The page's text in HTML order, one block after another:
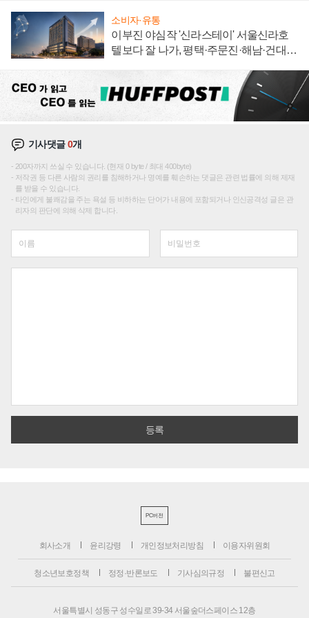
소비자·유통
이부진 야심작 '신라스테이' 서울신라호
텔보다 잘 나가, 평택·주문진·해남·건대로
기사댓글0개
200자까지 쓰실 수 있습니다. (현재 0 byte / 최대 400byte)
저작권 등 다른 사람의 권리를 침해하거나 명예를 훼손하는 댓글은 관련 법률에 의해 제재
를 받을 수 있습니다.
타인에게 불쾌감을 주는 욕설 등 비하하는 단어가 내용에 포함되거나 인신공격성 글은 관
리자의 판단에 의해 삭제 합니다.
PC버전
회사소개 윤리강령 개인정보처리방침 이용자위원회
청소년보호정책 정정·반론보도 기사심의규정 불편신고
서울특별시 성동구 성수일로 39-34 서울숲더스페이스 12층